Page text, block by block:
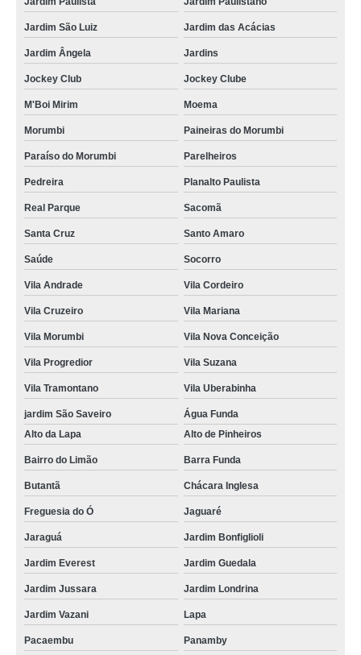
Jardim São Luiz Jardim das Acácias
Jardim Ângela Jardins
Jockey Club Jockey Clube
M'Boi Mirim Moema
Morumbi Paineiras do Morumbi
Paraíso do Morumbi Parelheiros
Pedreira Planalto Paulista
Real Parque Sacomã
Santa Cruz Santo Amaro
Saúde Socorro
Vila Andrade Vila Cordeiro
Vila Cruzeiro Vila Mariana
Vila Morumbi Vila Nova Conceição
Vila Progredior Vila Suzana
Vila Tramontano Vila Uberabinha
jardim São Saveiro
Água Funda
Alto da Lapa
Alto de Pinheiros
Bairro do Limão Barra Funda
Butantã Chácara Inglesa
Freguesia do Ó Jaguaré
Jaraguá Jardim Bonfiglioli
Jardim Everest Jardim Guedala
Jardim Jussara Jardim Londrina
Jardim Vazani Lapa
Pacaembu Panamby